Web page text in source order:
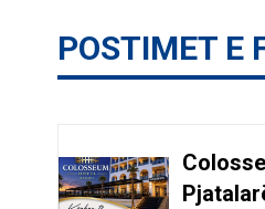
POSTIMET E